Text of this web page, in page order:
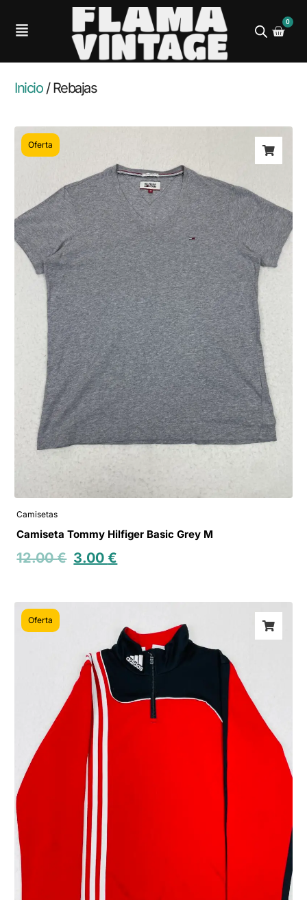
0
Inicio/ Rebajas
Oferta
Camisetas
Camiseta Tommy Hilfiger Basic Grey M
12.00€ 3.00€
Oferta